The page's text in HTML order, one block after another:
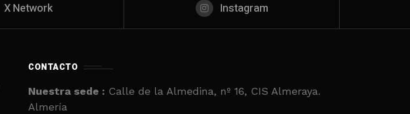
X Network Instagram
CONTACTO
Nuestra sede : Calle de la Almedina, nº 16, CIS Almeraya.
Almería